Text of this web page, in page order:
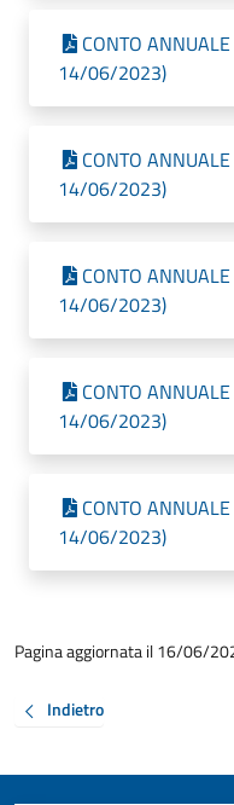
CONTO
14/06/2023)
CONTO
14/06/2023)
CONTO
14/06/2023)
CONTO
14/06/2023)
CONTO
14/06/2023)
Pagina aggiornata il 16/06/
Indietro